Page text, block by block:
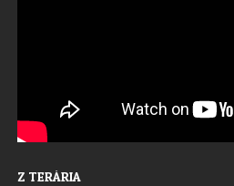
Z TERÁRIA